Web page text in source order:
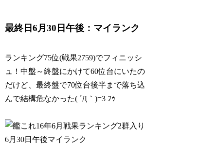
最終日6月30日午後：マイランク
ランキング75位(戦果2759)でフィニッシ
ュ！中盤～終盤にかけて60位台にいたの
だけど、最終盤で70位台後半まで落ち込
んで結構危なかった( ´Д｀)=3 ﾌｩ